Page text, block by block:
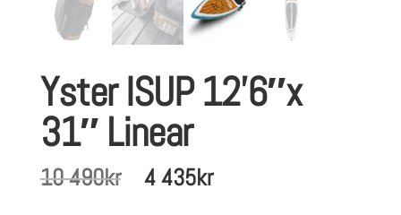
Yster ISUP 12’6″x
31″ Linear
10 490kr
Det
4 435krDet